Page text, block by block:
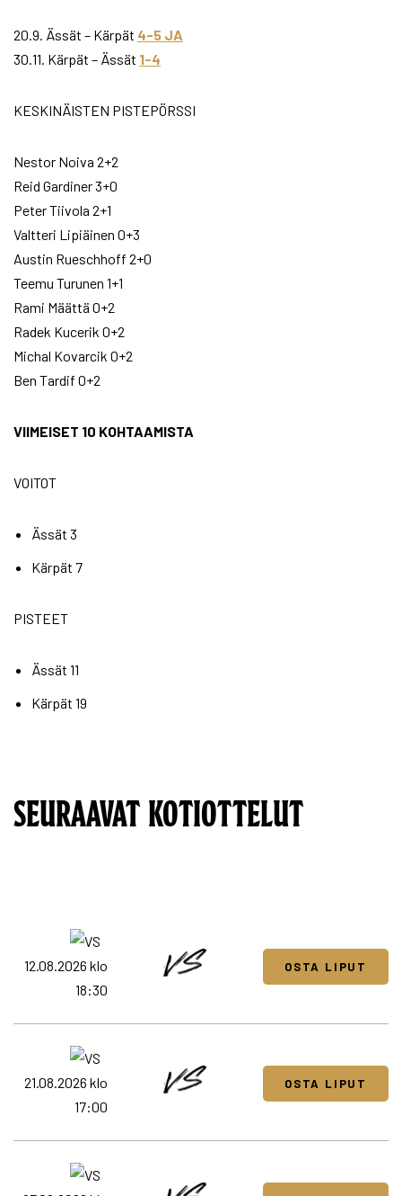
20.9. Ässät – Kärpät 4-5 JA
30.11. Kärpät – Ässät 1-4
KESKINÄISTEN PISTEPÖRSSI
Nestor Noiva 2+2
Reid Gardiner 3+0
Peter Tiivola 2+1
Valtteri Lipiäinen 0+3
Austin Rueschhoff 2+0
Teemu Turunen 1+1
Rami Määttä 0+2
Radek Kucerik 0+2
Michal Kovarcik 0+2
Ben Tardif 0+2
VIIMEISET 10 KOHTAAMISTA
VOITOT
Ässät 3
Kärpät 7
PISTEET
Ässät 11
Kärpät 19
SEURAAVAT KOTIOTTELUT
12.08.2026 klo
18:30
OSTA LIPUT
21.08.2026 klo
17:00
OSTA LIPUT